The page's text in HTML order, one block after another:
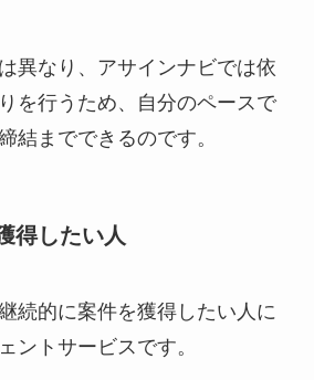
異なり、アサインナビでは依
を行うため、自分のペースで
結までできるのです。
得したい人
続的に案件を獲得したい人に
ントサービスです。